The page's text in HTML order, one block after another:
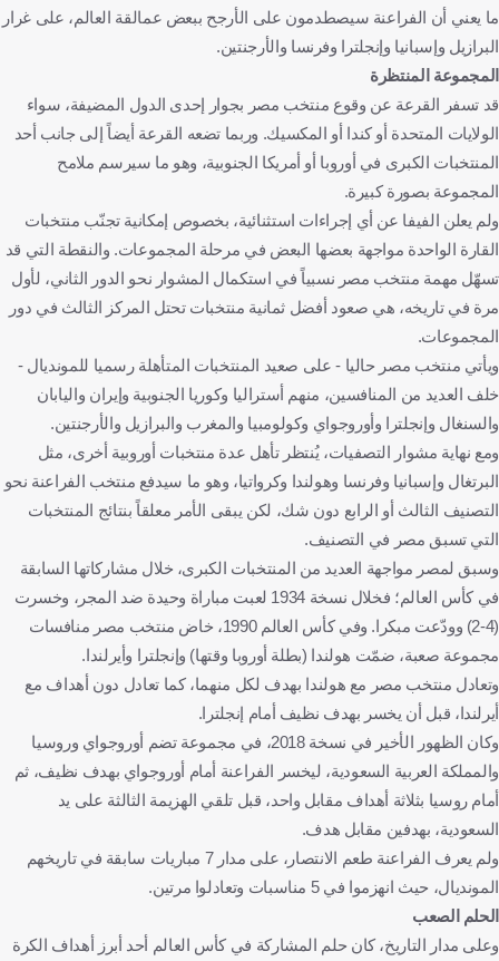
ما يعني أن الفراعنة سيصطدمون على الأرجح ببعض عمالقة العالم، على غرار
البرازيل وإسبانيا وإنجلترا وفرنسا والأرجنتين.
المجموعة المنتظرة
قد تسفر القرعة عن وقوع منتخب مصر بجوار إحدى الدول المضيفة، سواء
الولايات المتحدة أو كندا أو المكسيك. وربما تضعه القرعة أيضاً إلى جانب أحد
المنتخبات الكبرى في أوروبا أو أمريكا الجنوبية، وهو ما سيرسم ملامح
المجموعة بصورة كبيرة.
ولم يعلن الفيفا عن أي إجراءات استثنائية، بخصوص إمكانية تجنّب منتخبات
القارة الواحدة مواجهة بعضها البعض في مرحلة المجموعات. والنقطة التي قد
تسهّل مهمة منتخب مصر نسبياً في استكمال المشوار نحو الدور الثاني، لأول
مرة في تاريخه، هي صعود أفضل ثمانية منتخبات تحتل المركز الثالث في دور
المجموعات.
ويأتي منتخب مصر حاليا - على صعيد المنتخبات المتأهلة رسميا للمونديال -
خلف العديد من المنافسين، منهم أستراليا وكوريا الجنوبية وإيران واليابان
والسنغال وإنجلترا وأوروجواي وكولومبيا والمغرب والبرازيل والأرجنتين.
ومع نهاية مشوار التصفيات، يُنتظر تأهل عدة منتخبات أوروبية أخرى، مثل
البرتغال وإسبانيا وفرنسا وهولندا وكرواتيا، وهو ما سيدفع منتخب الفراعنة نحو
التصنيف الثالث أو الرابع دون شك، لكن يبقى الأمر معلقاً بنتائج المنتخبات
التي تسبق مصر في التصنيف.
وسبق لمصر مواجهة العديد من المنتخبات الكبرى، خلال مشاركاتها السابقة
في كأس العالم؛ فخلال نسخة 1934 لعبت مباراة وحيدة ضد المجر، وخسرت
(4-2) وودّعت مبكرا. وفي كأس العالم 1990، خاض منتخب مصر منافسات
مجموعة صعبة، ضمّت هولندا (بطلة أوروبا وقتها) وإنجلترا وأيرلندا.
وتعادل منتخب مصر مع هولندا بهدف لكل منهما، كما تعادل دون أهداف مع
أيرلندا، قبل أن يخسر بهدف نظيف أمام إنجلترا.
وكان الظهور الأخير في نسخة 2018، في مجموعة تضم أوروجواي وروسيا
والمملكة العربية السعودية، ليخسر الفراعنة أمام أوروجواي بهدف نظيف، ثم
أمام روسيا بثلاثة أهداف مقابل واحد، قبل تلقي الهزيمة الثالثة على يد
السعودية، بهدفين مقابل هدف.
ولم يعرف الفراعنة طعم الانتصار، على مدار 7 مباريات سابقة في تاريخهم
المونديال، حيث انهزموا في 5 مناسبات وتعادلوا مرتين.
الحلم الصعب
وعلى مدار التاريخ، كان حلم المشاركة في كأس العالم أحد أبرز أهداف الكرة